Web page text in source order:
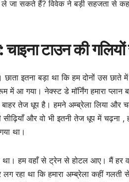
जा सकते हैं? विवेक ने बड़ी सहजता से
चाइना टाउन की
इतना बड़ा था कि हम दोनों उस
में आ गया। नेक्स्ट डे मॉर्निंग हमारा
तेज धूप है। हमने अम्ब्रेला लिया और
और वो भी इतनी तेज धूप में चढ़ना ,
था।
था। हम वहाँ से ट्रेन से होटल आए। मैं हर
लग रहा था कि हमारा अम्ब्रेला कहीं